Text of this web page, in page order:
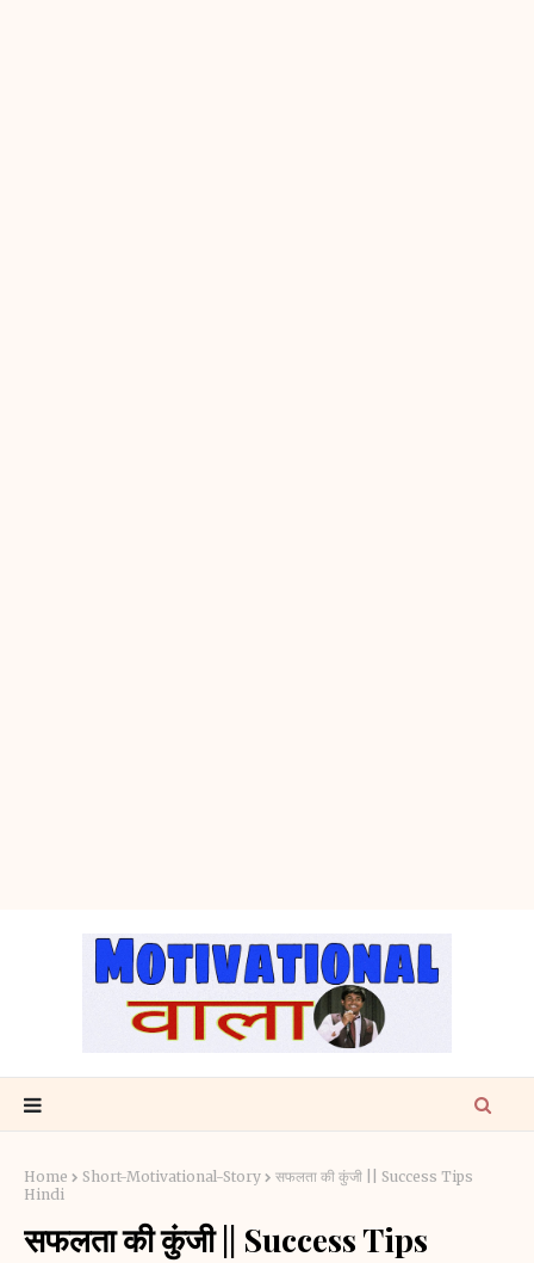
Home Short-Motivational-Story
सफलता की कुंजी || Success Tips
Hindi
सफलता की कुंजी || Success Tips